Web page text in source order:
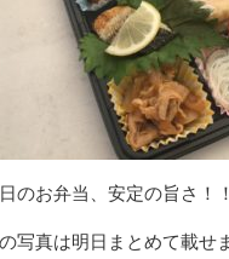
のお弁当、安定の旨さ！
写真は明日まとめて載せ